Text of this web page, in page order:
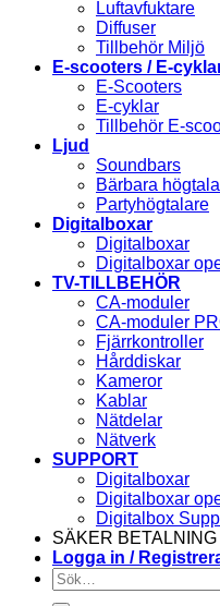
Luftavfuktare
Diffuser
Tillbehör Miljö
E-scooters / E-
E-Scooters
E-cyklar
Tillbehör E-
Ljud
Soundbars
Bärbara
Partyhögtalare
Digitalboxar
Digitalboxar
Digitalboxar
TV-TILLBEHÖR
CA-moduler
CA-moduler
Fjärrkontroller
Hårddiskar
Kameror
Kablar
Nätdelar
Nätverk
SUPPORT
Digitalboxar
Digitalboxar
Digitalbox
SÄKER
Logga in /
Sök
efter: